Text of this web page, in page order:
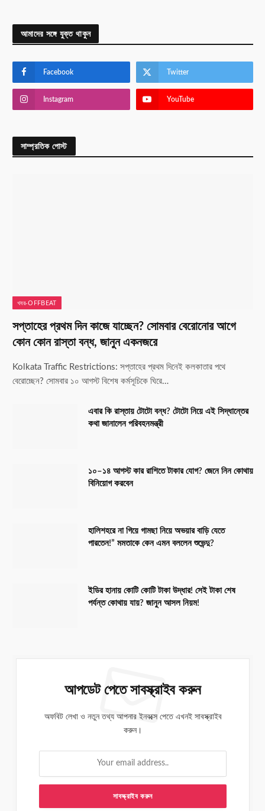
আমাদের সঙ্গে যুক্ত থাকুন
Facebook Twitter
Instagram YouTube
সাম্প্রতিক পোস্ট
খবর-OFFBEAT
সপ্তাহের প্রথম দিন কাজে যাচ্ছেন? সোমবার বেরোনোর আগে
কোন কোন রাস্তা বন্ধ, জানুন একনজরে
Kolkata Traffic Restrictions: সপ্তাহের প্রথম দিনেই কলকাতার পথে
বেরোচ্ছেন? সোমবার ১০ আগস্ট বিশেষ কর্মসূচিকে ঘিরে…
এবার কি রাস্তায় টোটো বন্ধ? টোটো নিয়ে এই সিদ্ধান্তের
কথা জানালেন পরিবহনমন্ত্রী
১০–১৪ আগস্ট কার রাশিতে টাকার যোগ? জেনে নিন কোথায়
বিনিয়োগ করবেন
হালিশহরে না গিয়ে গামছা নিয়ে অভয়ার বাড়ি যেতে
পারতেন!” মমতাকে কেন এমন বললেন শুভেন্দু?
ইডির হানায় কোটি কোটি টাকা উদ্ধার! সেই টাকা শেষ
পর্যন্ত কোথায় যায়? জানুন আসল নিয়ম!
আপডেট পেতে সাবস্ক্রাইব করুন
অফবিট লেখা ও নতুন তথ্য আপনার ইনবক্সে পেতে এখনই সাবস্ক্রাইব
করুন।